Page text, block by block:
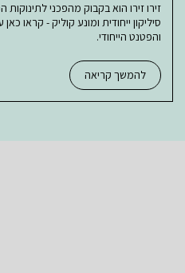
זירו זירו הוא בקבוק מהפכני
סיליקון ייחודית ומונע קוליק - קראו
והפטנט הייחודי.
להמשך קריאה